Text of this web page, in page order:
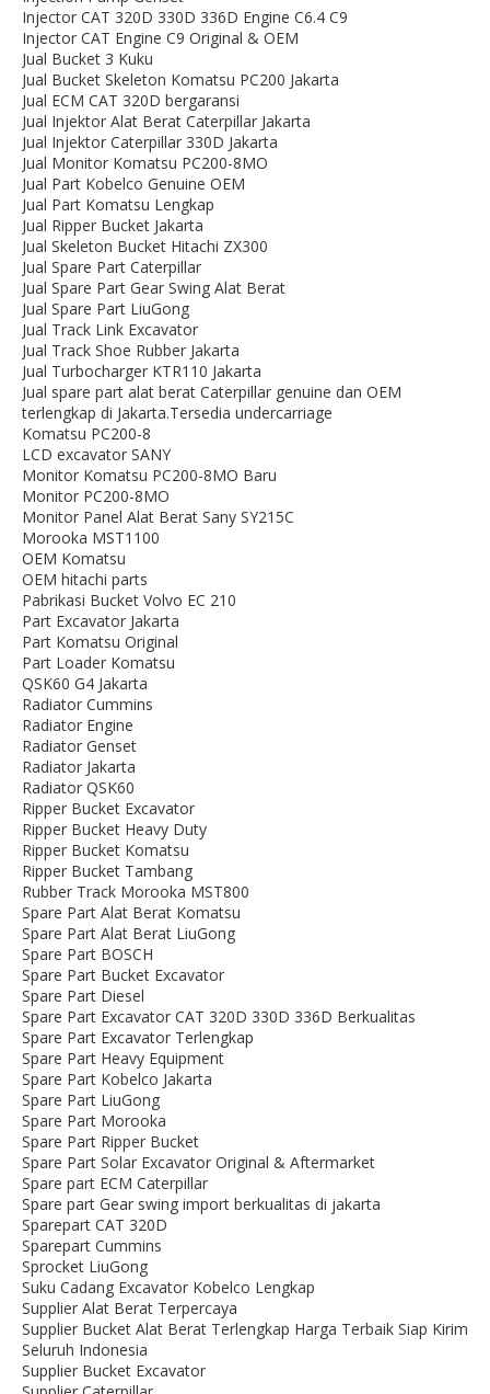
Injector CAT 320D 330D 336D Engine C6.4 C9
Injector CAT Engine C9 Original & OEM
Jual Bucket 3 Kuku
Jual Bucket Skeleton Komatsu PC200 Jakarta
Jual ECM CAT 320D bergaransi
Jual Injektor Alat Berat Caterpillar Jakarta
Jual Injektor Caterpillar 330D Jakarta
Jual Monitor Komatsu PC200-8MO
Jual Part Kobelco Genuine OEM
Jual Part Komatsu Lengkap
Jual Ripper Bucket Jakarta
Jual Skeleton Bucket Hitachi ZX300
Jual Spare Part Caterpillar
Jual Spare Part Gear Swing Alat Berat
Jual Spare Part LiuGong
Jual Track Link Excavator
Jual Track Shoe Rubber Jakarta
Jual Turbocharger KTR110 Jakarta
Jual spare part alat berat Caterpillar genuine dan OEM
terlengkap di Jakarta.Tersedia undercarriage
Komatsu PC200-8
LCD excavator SANY
Monitor Komatsu PC200-8MO Baru
Monitor PC200-8MO
Monitor Panel Alat Berat Sany SY215C
Morooka MST1100
OEM Komatsu
OEM hitachi parts
Pabrikasi Bucket Volvo EC 210
Part Excavator Jakarta
Part Komatsu Original
Part Loader Komatsu
QSK60 G4 Jakarta
Radiator Cummins
Radiator Engine
Radiator Genset
Radiator Jakarta
Radiator QSK60
Ripper Bucket Excavator
Ripper Bucket Heavy Duty
Ripper Bucket Komatsu
Ripper Bucket Tambang
Rubber Track Morooka MST800
Spare Part Alat Berat Komatsu
Spare Part Alat Berat LiuGong
Spare Part BOSCH
Spare Part Bucket Excavator
Spare Part Diesel
Spare Part Excavator CAT 320D 330D 336D Berkualitas
Spare Part Excavator Terlengkap
Spare Part Heavy Equipment
Spare Part Kobelco Jakarta
Spare Part LiuGong
Spare Part Morooka
Spare Part Ripper Bucket
Spare Part Solar Excavator Original & Aftermarket
Spare part ECM Caterpillar
Spare part Gear swing import berkualitas di jakarta
Sparepart CAT 320D
Sparepart Cummins
Sprocket LiuGong
Suku Cadang Excavator Kobelco Lengkap
Supplier Alat Berat Terpercaya
Supplier Bucket Alat Berat Terlengkap Harga Terbaik Siap Kirim
Seluruh Indonesia
Supplier Bucket Excavator